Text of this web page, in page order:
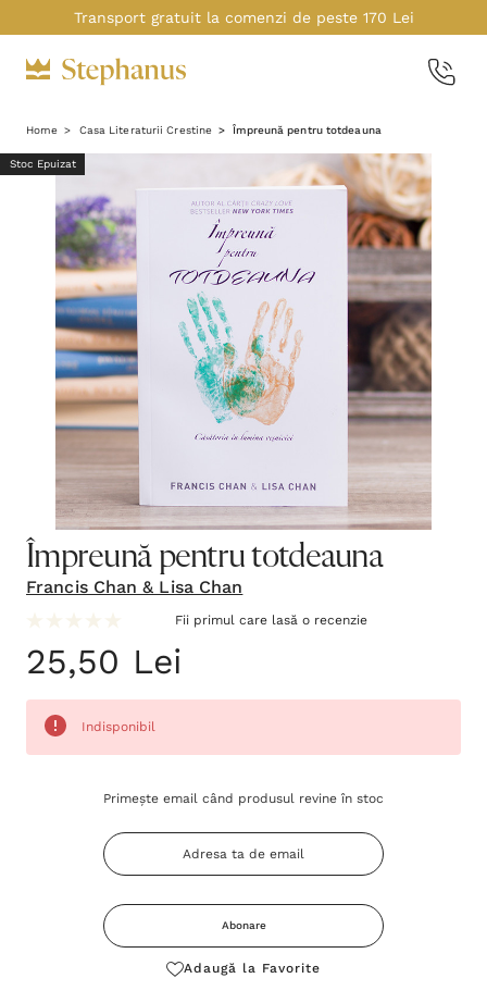
Transport gratuit la comenzi de peste 170 Lei
Home Casa Literaturii Crestine Împreună pentru totdeauna
Stoc Epuizat
Împreună pentru totdeauna
Francis Chan & Lisa Chan
Fii primul care lasă o recenzie
25,50 Lei
Indisponibil
Primește email când produsul revine în stoc
Abonare
Adaugă la Favorite